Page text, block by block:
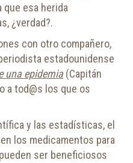
esa herida
¿verdad?.
con otro compañero,
estadounidense
una epidemia(Capitán
a tod@s los que os
y las estadísticas, el
los medicamentos para
ser beneficiosos